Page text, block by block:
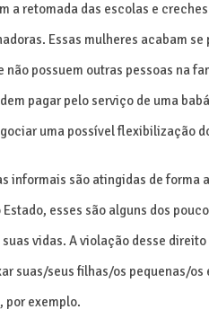
a retomada das escolas e
Essas mulheres acabam
não possuem outras pessoas na
pagar pelo serviço de uma
uma possível flexibilização
informais são atingidas de forma
esses são alguns dos
vidas. A violação desse
suas/seus filhas/os pequenas/
por exemplo.